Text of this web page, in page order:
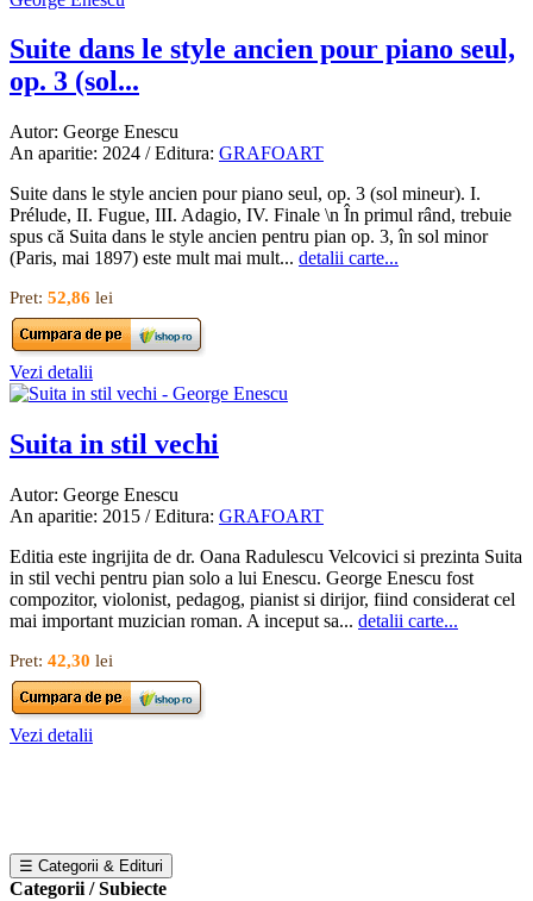
Suite dans le style ancien pour piano seul,
op. 3 (sol...
Autor: George Enescu
An aparitie: 2024 / Editura: GRAFOART
Suite dans le style ancien pour piano seul, op. 3 (sol mineur). I.
Prélude, II. Fugue, III. Adagio, IV. Finale \n În primul rând, trebuie
spus că Suita dans le style ancien pentru pian op. 3, în sol minor
(Paris, mai 1897) este mult mai mult... detalii carte...
Pret: 52,86 lei
Vezi detalii
Suita in stil vechi
Autor: George Enescu
An aparitie: 2015 / Editura: GRAFOART
Editia este ingrijita de dr. Oana Radulescu Velcovici si prezinta Suita
in stil vechi pentru pian solo a lui Enescu. George Enescu fost
compozitor, violonist, pedagog, pianist si dirijor, fiind considerat cel
mai important muzician roman. A inceput sa... detalii carte...
Pret: 42,30 lei
Vezi detalii
☰ Categorii & Edituri
Categorii / Subiecte